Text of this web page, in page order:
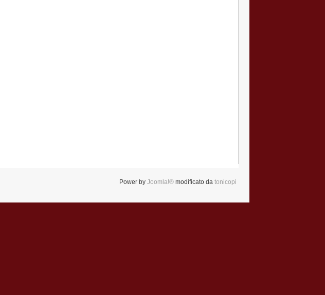
Power by Joomla!® modificato da tonicopi